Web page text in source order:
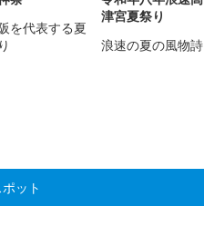
を代表する夏
津宮夏祭り
浪速の夏の風物詩
ット